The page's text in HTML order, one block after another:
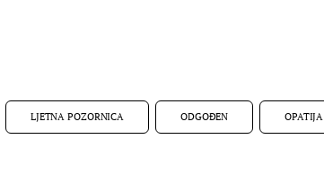
LJETNA POZORNICA ODGOĐEN OPATIJA